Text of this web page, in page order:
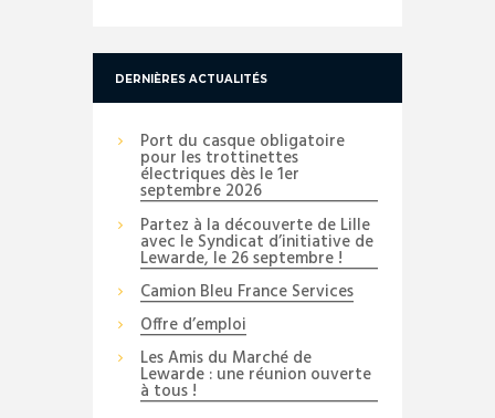
DERNIÈRES ACTUALITÉS
Port du casque obligatoire
pour les trottinettes
électriques dès le 1er
septembre 2026
Partez à la découverte de Lille
avec le Syndicat d’initiative de
Lewarde, le 26 septembre !
Camion Bleu France Services
Offre d’emploi
Les Amis du Marché de
Lewarde : une réunion ouverte
à tous !